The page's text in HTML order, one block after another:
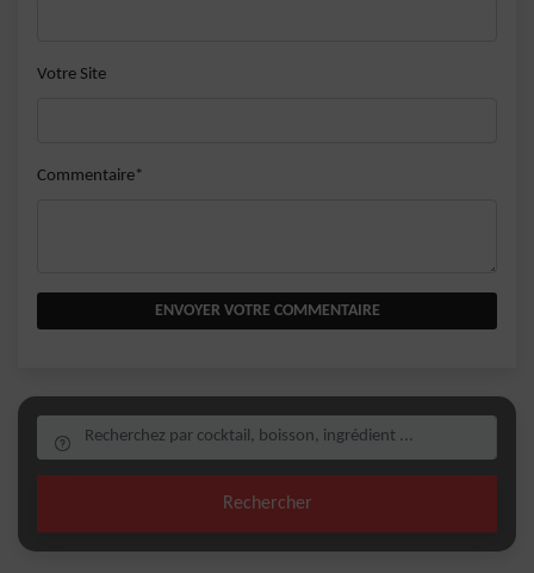
Votre Site
Commentaire*
ENVOYER VOTRE COMMENTAIRE
Rechercher